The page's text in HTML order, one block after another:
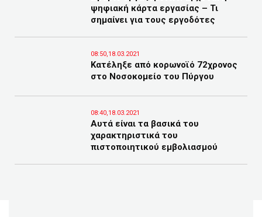
ψηφιακή κάρτα εργασίας – Τι
σημαίνει για τους εργοδότες
08:50,18.03.2021
Κατέληξε από κορωνοϊό 72χρονος
στο Νοσοκομείο του Πύργου
08:40,18.03.2021
Αυτά είναι τα βασικά του
χαρακτηριστικά του
πιστοποιητικού εμβολιασμού